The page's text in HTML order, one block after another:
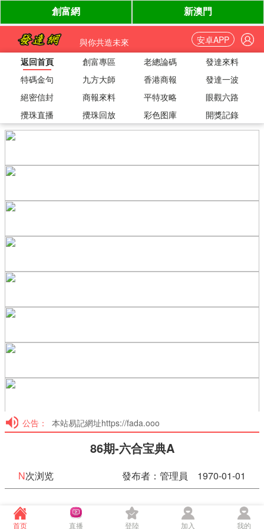
與你共造未來
安卓APP
返回首頁
創富專區 老總論碼
發達來料
特碼金句
九方大師 香港商報
發達一波
絕密信封
商報來料 平特攻略
眼觀六路
攪珠直播
攪珠回放 彩色图庫 開獎記錄
公告： 本站易記網址https://fada.ooo
86期-六合宝典A
N次浏览 發布者：管理員 1970-01-01
86期-六合宝典A
首页 直播 登陸 加入 我的